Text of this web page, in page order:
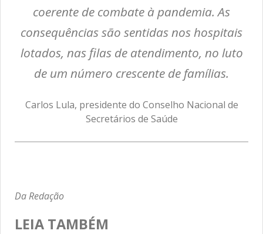
coerente de combate à pandemia. As
consequências são sentidas nos hospitais
lotados, nas filas de atendimento, no luto
de um número crescente de famílias.
Carlos Lula, presidente do Conselho Nacional de
Secretários de Saúde
Da Redação
LEIA TAMBÉM